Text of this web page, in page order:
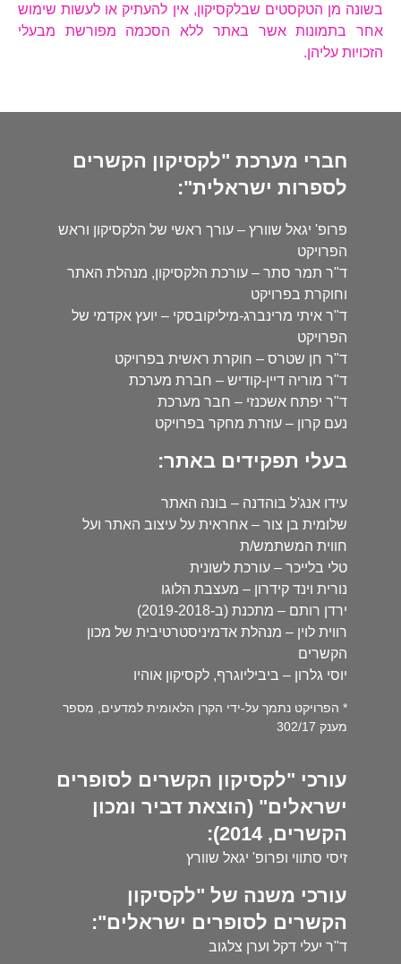
בשונה מן הטקסטים שבלקסיקון, אין להעתיק או לעשות שימוש
אחר בתמונות אשר באתר ללא הסכמה מפורשת מבעלי
הזכויות עליהן.
חברי מערכת "לקסיקון הקשרים
לספרות ישראלית":
פרופ' יגאל שוורץ – עורך ראשי של הלקסיקון וראש
הפרויקט
ד"ר תמר סתר – עורכת הלקסיקון, מנהלת האתר
וחוקרת בפרויקט
ד"ר איתי מרינברג-מיליקובסקי – יועץ אקדמי של
הפרויקט
ד"ר חן שטרס – חוקרת ראשית בפרויקט
ד"ר מוריה דיין-קודיש – חברת מערכת
ד"ר יפתח אשכנזי – חבר מערכת
נעם קרון – עוזרת מחקר בפרויקט
בעלי תפקידים באתר:
עידו אנג'ל בוהדנה – בונה האתר
שלומית בן צור – אחראית על עיצוב האתר ועל
חווית המשתמש/ת
טלי בלייכר – עורכת לשונית
נורית וינד קידרון – מעצבת הלוגו
ירדן רותם – מתכנת (ב-2019-2018)
רווית לוין – מנהלת אדמיניסטרטיבית של מכון
הקשרים
יוסי גלרון – ביביליוגרף, לקסיקון אוהיו
* הפרויקט נתמך על-ידי הקרן הלאומית למדעים, מספר
מענק 302/17
עורכי "לקסיקון הקשרים לסופרים
ישראלים" (הוצאת דביר ומכון
הקשרים, 2014):
זיסי סתווי ופרופ' יגאל שוורץ
עורכי משנה של "לקסיקון
הקשרים לסופרים ישראלים":
ד"ר יעלי דקל וערן צלגוב